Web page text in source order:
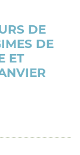
DE
DE
ET